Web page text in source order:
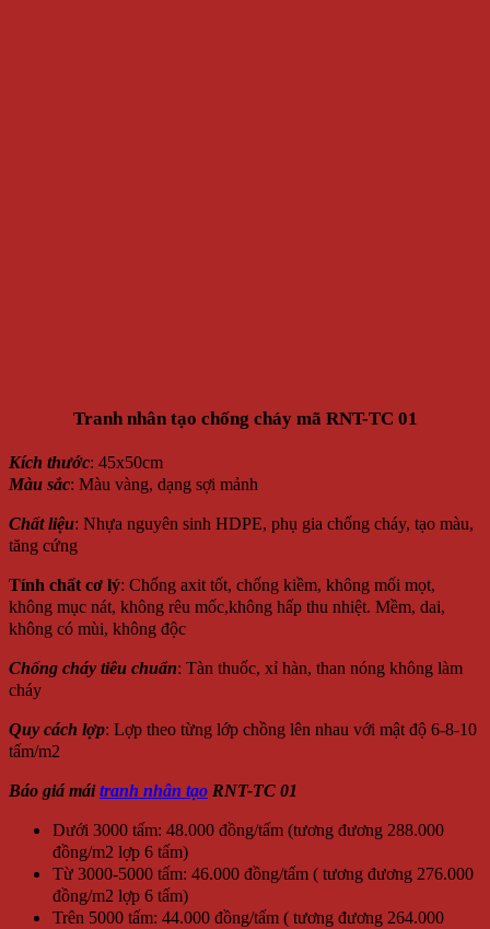
Tranh nhân tạo chống cháy mã RNT-TC 01
Kích thước: 45x50cm
Màu sắc: Màu vàng, dạng sợi mảnh
Chất liệu: Nhựa nguyên sinh HDPE, phụ gia chống cháy, tạo màu,
tăng cứng
Tính chất cơ lý: Chống axit tốt, chống kiềm, không mối mọt,
không mục nát, không rêu mốc,không hấp thu nhiệt. Mềm, dai,
không có mùi, không độc
Chống cháy tiêu chuẩn: Tàn thuốc, xỉ hàn, than nóng không làm
cháy
Quy cách lợp: Lợp theo từng lớp chồng lên nhau với mật độ 6-8-10
tấm/m2
Báo giá máitranh nhân tạo RNT-TC 01
Dưới 3000 tấm: 48.000 đồng/tấm (tương đương 288.000
đồng/m2 lợp 6 tấm)
Từ 3000-5000 tấm: 46.000 đồng/tấm ( tương đương 276.000
đồng/m2 lợp 6 tấm)
Trên 5000 tấm: 44.000 đồng/tấm ( tương đương 264.000